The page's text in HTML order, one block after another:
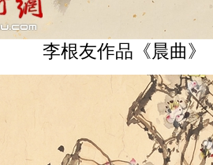
李根友作品《晨曲》